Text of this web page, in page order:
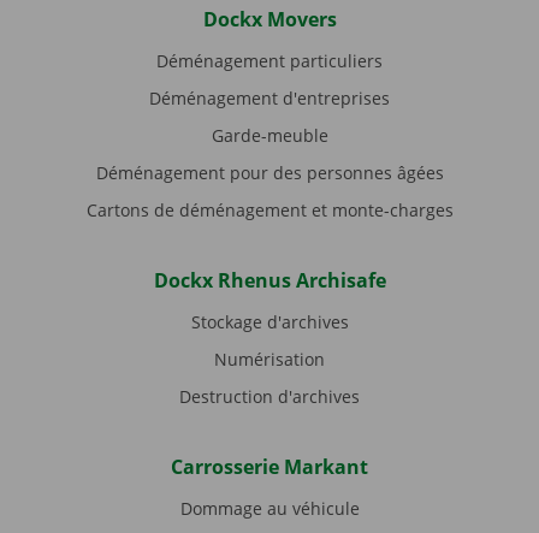
Dockx Movers
Déménagement particuliers
Déménagement d'entreprises
Garde-meuble
Déménagement pour des personnes âgées
Cartons de déménagement et monte-charges
Dockx Rhenus Archisafe
Stockage d'archives
Numérisation
Destruction d'archives
Carrosserie Markant
Dommage au véhicule